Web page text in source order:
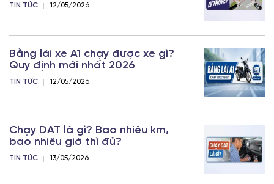
TIN TỨC 12/05/2026
Bằng lái xe A1 chạy được xe gì?
Quy định mới nhất 2026
TIN TỨC 12/05/2026
Chạy DAT là gì? Bao nhiêu km,
bao nhiêu giờ thì đủ?
TIN TỨC 13/05/2026